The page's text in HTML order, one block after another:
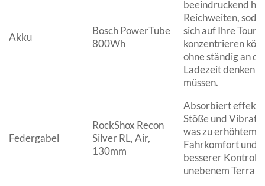
Akku
Bosch PowerTube
800Wh
beeindruckend
Reichweiten,
sich auf Ihre Tour
konzentrieren
ohne ständig an
Ladezeit denken
müssen.
Federgabel
RockShox Recon
Silver RL, Air,
130mm
Absorbiert
Stöße und
was zu erhöhtem
Fahrkomfort und
besserer
unebenem